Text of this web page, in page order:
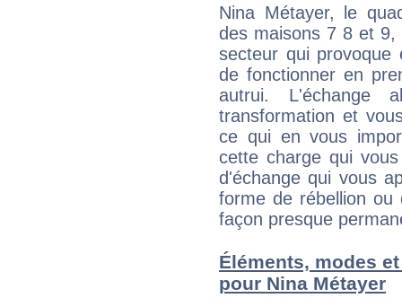
Nina Métayer, le
des maisons 7 8 et
secteur qui provoque
de fonctionner en
autrui. L'échange
transformation et
ce qui en vous
cette charge qui
d'échange qui vous
forme de rébellion ou
façon presque
Éléments, modes
pour Nina Métayer